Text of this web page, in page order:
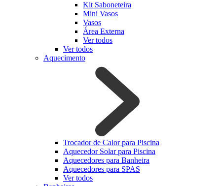
Kit Saboneteira
Mini Vasos
Vasos
Área Externa
Ver todos
Ver todos
Aquecimento
Trocador de Calor para Piscina
Aquecedor Solar para Piscina
Aquecedores para Banheira
Aquecedores para SPAS
Ver todos